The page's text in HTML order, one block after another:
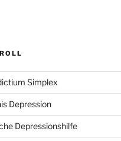
Simplex
Depression
Depressionshilfe